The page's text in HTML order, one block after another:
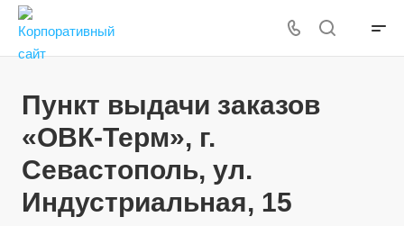
Пункт выдачи заказов
«ОВК-Терм», г.
Севастополь, ул.
Индустриальная, 15